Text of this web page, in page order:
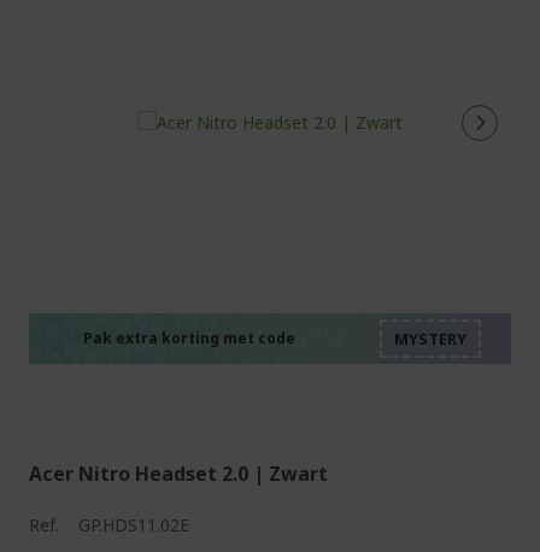
Pak extra korting met code
Acer Nitro Headset 2.0 | Zwart
Ref. GP.HDS11.02E